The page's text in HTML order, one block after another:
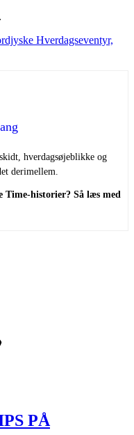
Hverdagseventyr,
hverdagsøjeblikke og
derimellem.
historier? Så læs med
PÅ